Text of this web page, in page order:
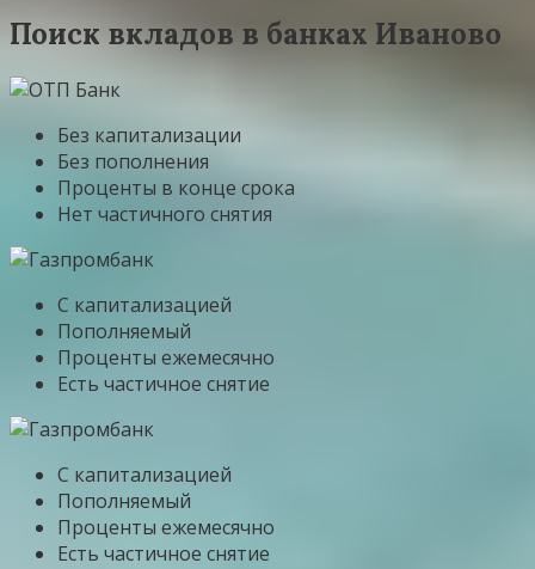
Поиск вкладов в банках Иваново
Без капитализации
Без пополнения
Проценты в конце срока
Нет частичного снятия
С капитализацией
Пополняемый
Проценты ежемесячно
Есть частичное снятие
С капитализацией
Пополняемый
Проценты ежемесячно
Есть частичное снятие